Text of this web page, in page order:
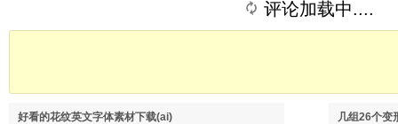
评论加载中....
好看的花纹英文字体素材下载(ai) 几组26个变